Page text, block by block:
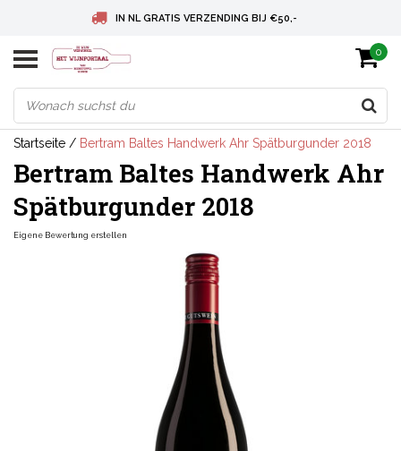
IN NL GRATIS VERZENDING BIJ €50,-
BELGIE GRATIS VERZENDING BIJ € 75
DEUTSCHLAND VERSANDKOSTENFREI AB € 75
0
Startseite / Bertram Baltes Handwerk Ahr Spätburgunder 2018
Bertram Baltes Handwerk Ahr
Spätburgunder 2018
Eigene Bewertung erstellen